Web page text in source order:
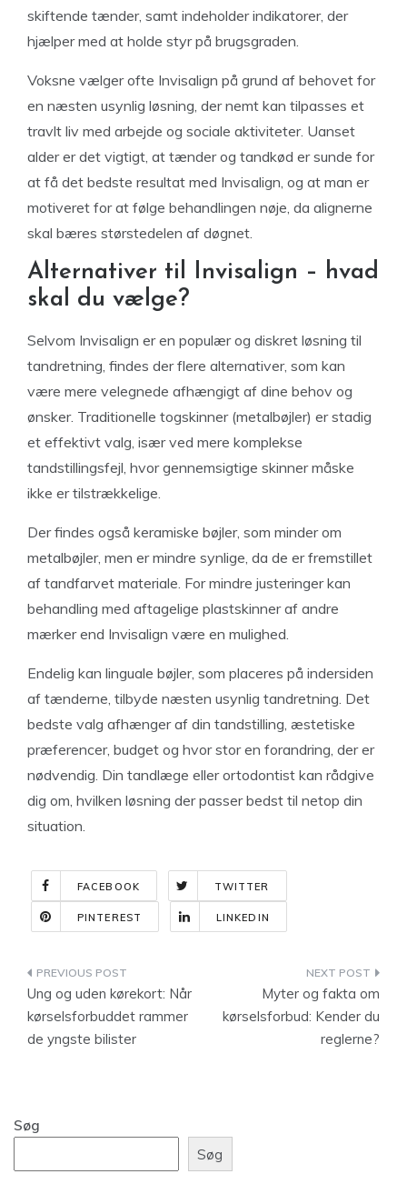
skiftende tænder, samt indeholder indikatorer, der
hjælper med at holde styr på brugsgraden.
Voksne vælger ofte Invisalign på grund af behovet for
en næsten usynlig løsning, der nemt kan tilpasses et
travlt liv med arbejde og sociale aktiviteter. Uanset
alder er det vigtigt, at tænder og tandkød er sunde for
at få det bedste resultat med Invisalign, og at man er
motiveret for at følge behandlingen nøje, da alignerne
skal bæres størstedelen af døgnet.
Alternativer til Invisalign – hvad
skal du vælge?
Selvom Invisalign er en populær og diskret løsning til
tandretning, findes der flere alternativer, som kan
være mere velegnede afhængigt af dine behov og
ønsker. Traditionelle togskinner (metalbøjler) er stadig
et effektivt valg, især ved mere komplekse
tandstillingsfejl, hvor gennemsigtige skinner måske
ikke er tilstrækkelige.
Der findes også keramiske bøjler, som minder om
metalbøjler, men er mindre synlige, da de er fremstillet
af tandfarvet materiale. For mindre justeringer kan
behandling med aftagelige plastskinner af andre
mærker end Invisalign være en mulighed.
Endelig kan linguale bøjler, som placeres på indersiden
af tænderne, tilbyde næsten usynlig tandretning. Det
bedste valg afhænger af din tandstilling, æstetiske
præferencer, budget og hvor stor en forandring, der er
nødvendig. Din tandlæge eller ortodontist kan rådgive
dig om, hvilken løsning der passer bedst til netop din
situation.
FACEBOOK TWITTER
PINTEREST LINKEDIN
Indlægsnavigation
Ung og uden kørekort: Når
kørselsforbuddet rammer
de yngste bilister
Myter og fakta om
kørselsforbud: Kender du
reglerne?
Søg
Søg